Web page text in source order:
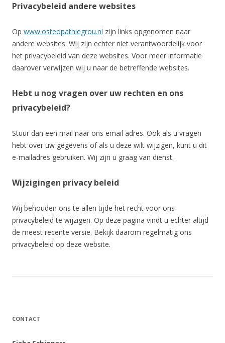
Privacybeleid andere websites
Op www.osteopathiegrou.nl zijn links opgenomen naar
andere websites. Wij zijn echter niet verantwoordelijk voor
het privacybeleid van deze websites. Voor meer informatie
daarover verwijzen wij u naar de betreffende websites.
Hebt u nog vragen over uw rechten en ons
privacybeleid?
Stuur dan een mail naar ons email adres. Ook als u vragen
hebt over uw gegevens of als u deze wilt wijzigen, kunt u dit
e-mailadres gebruiken. Wij zijn u graag van dienst.
Wijzigingen privacy beleid
Wij behouden ons te allen tijde het recht voor ons
privacybeleid te wijzigen. Op deze pagina vindt u echter altijd
de meest recente versie. Bekijk daarom regelmatig ons
privacybeleid op deze website.
CONTACT